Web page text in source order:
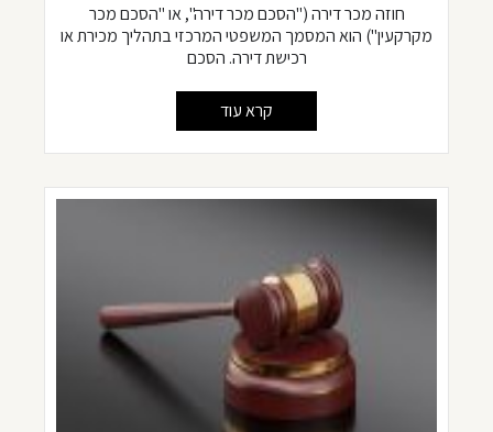
חוזה מכר דירה ("הסכם מכר דירה", או "הסכם מכר
מקרקעין") הוא המסמך המשפטי המרכזי בתהליך מכירת או
רכישת דירה. הסכם
קרא עוד